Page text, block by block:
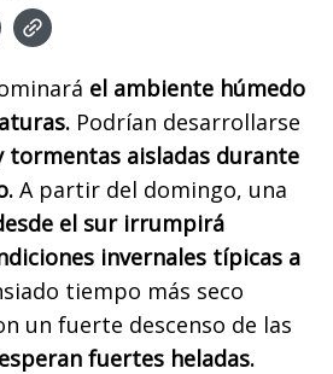
el ambiente húmedo
Podrían desarrollarse
tormentas aisladas durante
A partir del domingo, una
el sur irrumpirá
invernales típicas a
tiempo más seco
un fuerte descenso de las
fuertes heladas.